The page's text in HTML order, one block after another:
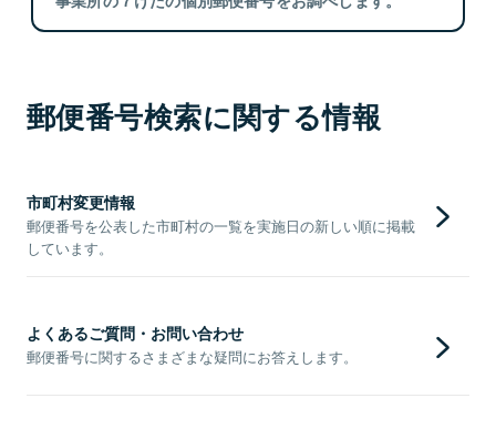
郵便番号検索に関する情報
市町村変更情報
郵便番号を公表した市町村の一覧を実施日の新しい順に掲載
しています。
よくあるご質問・お問い合わせ
郵便番号に関するさまざまな疑問にお答えします。